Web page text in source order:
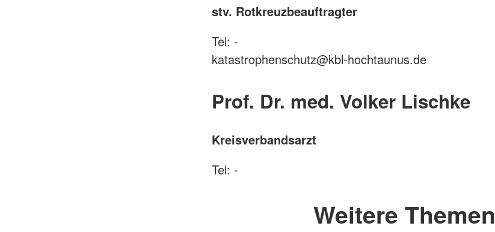
stv. Rotkreuzbeauftragter
Tel: -
katastrophenschutz@kbl-hochtaunus.de
Prof. Dr. med. Volker Lischke
Kreisverbandsarzt
Tel: -
Weitere Themen